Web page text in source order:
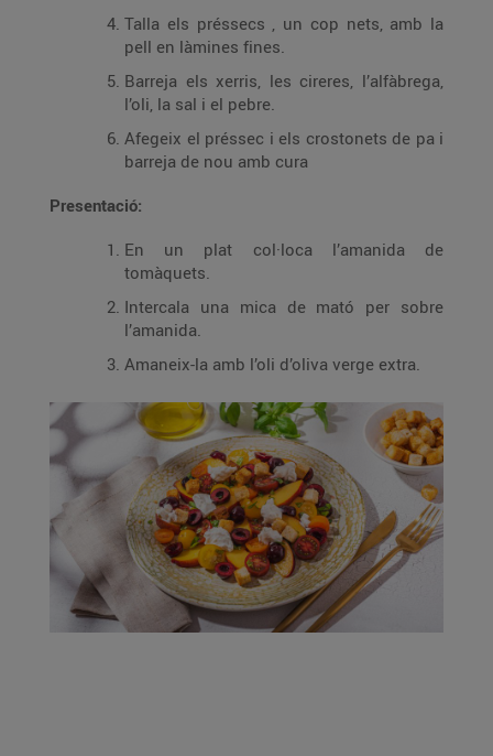
Talla els préssecs , un cop nets, amb la
pell en làmines fines.
Barreja els xerris, les cireres, l’alfàbrega,
l’oli, la sal i el pebre.
Afegeix el préssec i els crostonets de pa i
barreja de nou amb cura
Presentació:
En un plat col·loca l’amanida de
tomàquets.
Intercala una mica de mató per sobre
l’amanida.
Amaneix-la amb l’oli d’oliva verge extra.